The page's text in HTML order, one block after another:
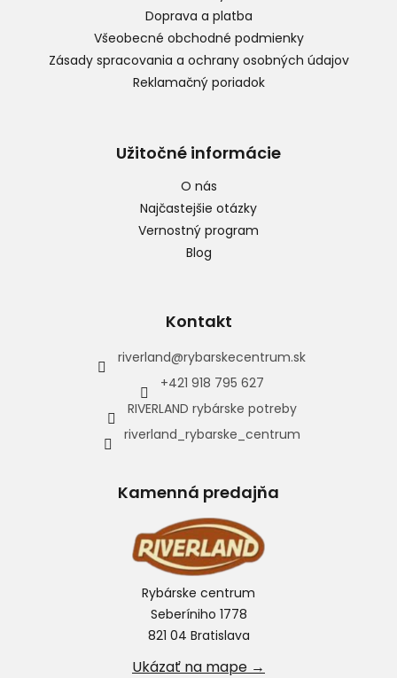
Doprava a platba
Všeobecné obchodné podmienky
Zásady spracovania a ochrany osobných údajov
Reklamačný poriadok
Užitočné informácie
O nás
Najčastejšie otázky
Vernostný program
Blog
Kontakt
riverland@rybarskecentrum.sk
+421 918 795 627
RIVERLAND rybárske potreby
riverland_rybarske_centrum
Kamenná predajňa
Rybárske centrum
Seberíniho 1778
821 04 Bratislava
Ukázať na mape →